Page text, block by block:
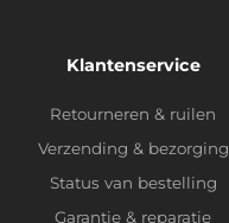
Klantenservice
Retourneren & ruilen
Verzending & bezorging
Status van bestelling
Garantie & reparatie